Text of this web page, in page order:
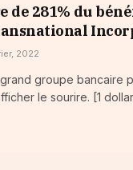
de 281% du
2022
groupe bancaire
le sourire. [1